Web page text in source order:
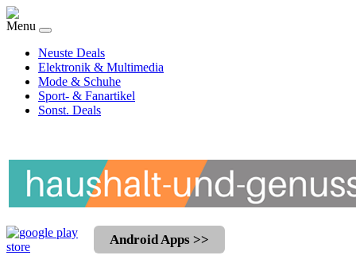
Menu
Neuste Deals
Elektronik & Multimedia
Mode & Schuhe
Sport- & Fanartikel
Sonst. Deals
Android Apps >>